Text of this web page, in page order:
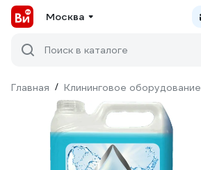
Москва
Поиск в каталоге
Главная / Клининговое оборудование